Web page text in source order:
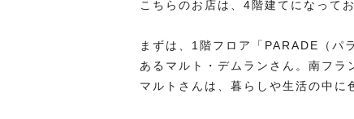
こちらのお店は、4階建てになって
まずは、1階フロア「PARADE（パ
あるマルト・デムランさん。南フラ
マルトさんは、暮らしや生活の中に